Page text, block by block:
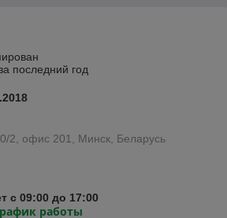
последний год
2, офис 201, Минск, Беларусь
с 09:00 до 17:00
работы